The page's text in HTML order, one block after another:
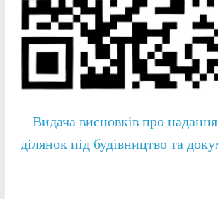
Видача висновків про
ділянок під будівництво та